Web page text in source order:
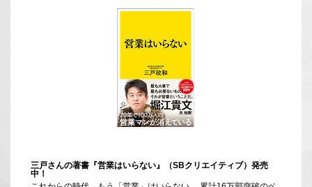
三戸さんの著書『営業はいらない』（SBクリエイティブ）発売
中！